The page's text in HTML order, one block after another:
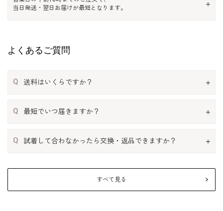
当日発送・翌日お届けが最短となります。
よくあるご質問
Q 送料はいくらですか？
Q 最短でいつ届きますか？
Q 試着して合わなかったら交換・返品できますか？
すべて見る